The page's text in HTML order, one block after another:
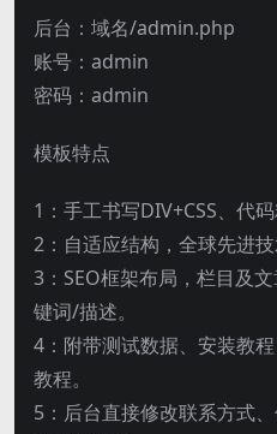
后台：域名/admin.php
账号：admin
密码：admin
模板特点
1：手工书写DIV+CSS、代码
2：自适应结构，全球先进技
3：SEO框架布局，栏目及
键词/描述。
4：附带测试数据、安装教
教程。
5：后台直接修改联系方式